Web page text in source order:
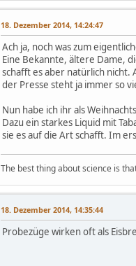
18. Dezember 2014, 14:24:47
Ach ja, noch was zum
Eine Bekannte, ältere Dame,
schafft es aber natürlich nicht.
der Presse steht ja immer so
Nun habe ich ihr als
Dazu ein starkes Liquid mit
sie es auf die Art schafft. Im
The best thing about science is
18. Dezember 2014, 14:35:44
Probezüge wirken oft als